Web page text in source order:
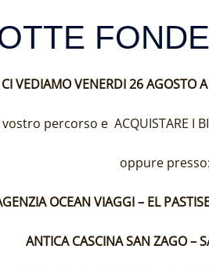
CI VEDIAMO VENERDI 26 AGOSTO
percorso e ACQUISTARE I
oppure presso:
OCEAN VIAGGI – EL
ANTICA CASCINA SAN ZAGO –